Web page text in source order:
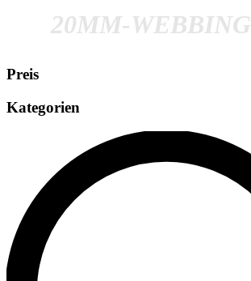
20MM-WEBBING
Preis
Kategorien